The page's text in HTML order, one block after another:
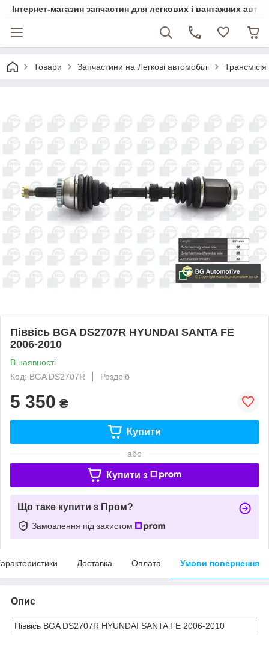
Інтернет-магазин запчастин для легкових і вантажних
Товари Запчастини на Легкові автомобілі Трансмісія
Піввісь BGA DS2707R HYUNDAI SANTA FE
2006-2010
В наявності
Код: BGA DS2707R
Роздріб
5 350 ₴
Купити
або
Купити з
Що таке купити з Пром?
Замовлення під захистом
Доставка Оплата Умови повернення
Опис
Піввісь BGA DS2707R HYUNDAI SANTA FE 2006-2010